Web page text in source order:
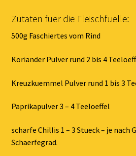
Zutaten fuer die Fleischfuelle:
500g Faschiertes vom Rind
Koriander Pulver rund 2 bis 4
Kreuzkuemmel Pulver rund 1 bis 3
Paprikapulver 3 – 4 Teeloeffel
scharfe Chillis 1 – 3 Stueck – je nach
Schaerfegrad.